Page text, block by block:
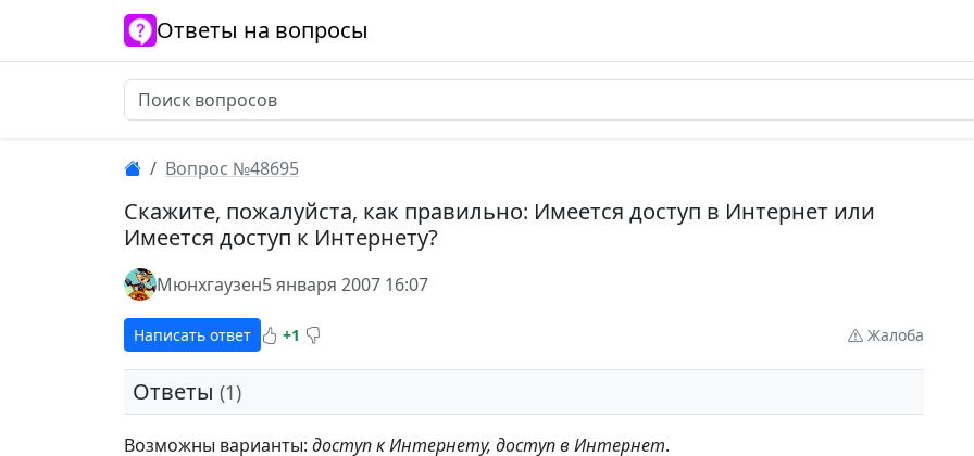
Ответы на вопросы
Вопрос №48695
Скажите, пожалуйста, как правильно: Имеется доступ в Интернет или
Имеется доступ к Интернету?
Мюнхгаузен5 января 2007 16:07
Написать ответ +1 Жалоба
Ответы (1)
Возможны варианты: доступ к Интернету, доступ в Интернет.